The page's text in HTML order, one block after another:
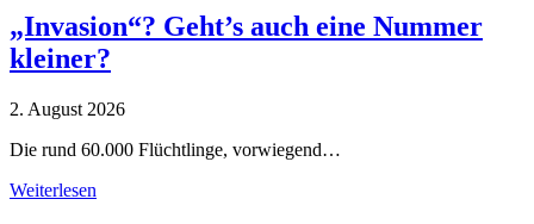
„Invasion“? Geht’s auch eine Nummer
kleiner?
2. August 2026
Die rund 60.000 Flüchtlinge, vorwiegend…
Weiterlesen